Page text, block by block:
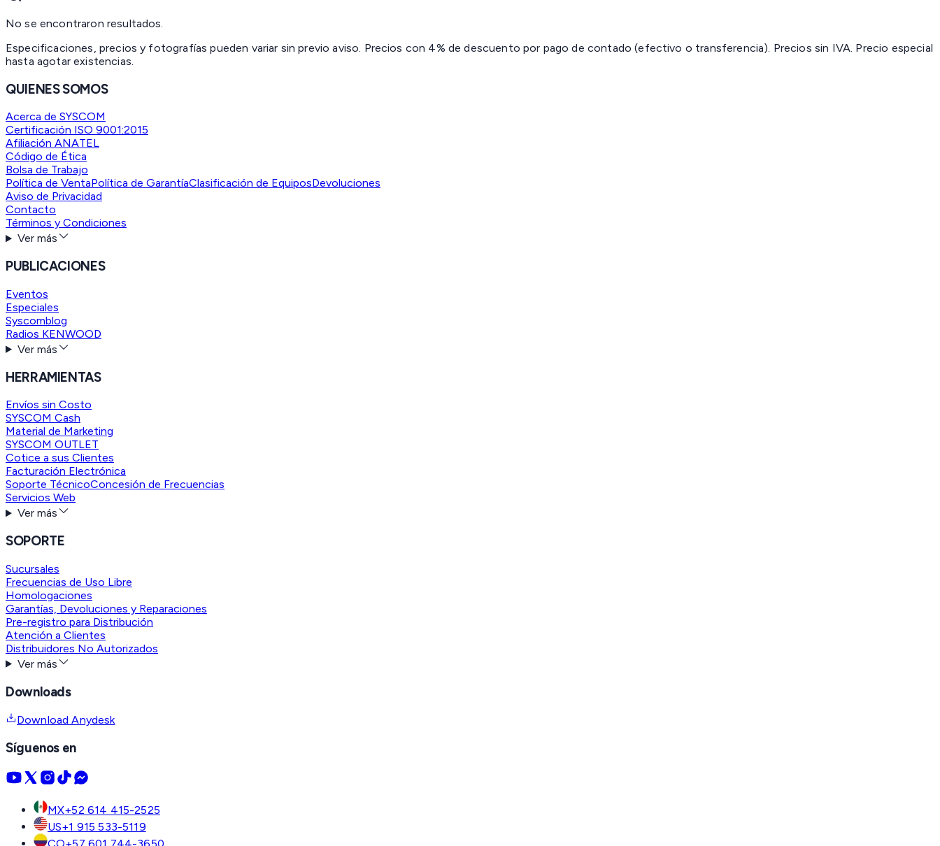
No se encontraron resultados.
Especificaciones, precios y fotografías pueden variar sin previo aviso. Precios con 4% de descuento por pago de contado (efectivo o transferencia). Precios sin IVA. Precio especial
hasta agotar existencias.
QUIENES SOMOS
Acerca de SYSCOM
Certificación ISO 9001:2015
Afiliación ANATEL
Código de Ética
Bolsa de Trabajo
Política de VentaPolítica de GarantíaClasificación de EquiposDevoluciones
Aviso de Privacidad
Contacto
Términos y Condiciones
Ver más
PUBLICACIONES
Eventos
Especiales
Syscomblog
Radios KENWOOD
Ver más
HERRAMIENTAS
Envíos sin Costo
SYSCOM Cash
Material de Marketing
SYSCOM OUTLET
Cotice a sus Clientes
Facturación Electrónica
Soporte TécnicoConcesión de Frecuencias
Servicios Web
Ver más
SOPORTE
Sucursales
Frecuencias de Uso Libre
Homologaciones
Garantías, Devoluciones y Reparaciones
Pre-registro para Distribución
Atención a Clientes
Distribuidores No Autorizados
Ver más
Downloads
Download Anydesk
Síguenos en
MX+52 614 415-2525
US+1 915 533-5119
CO+57 601 744-3650